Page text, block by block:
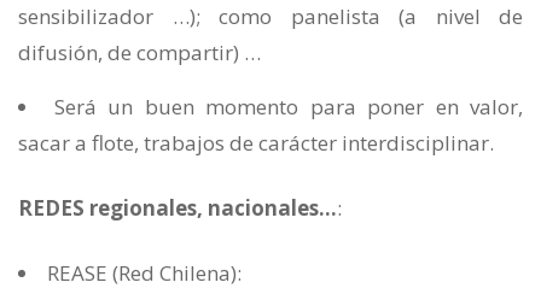
sensibilizador …); como panelista (a nivel de
difusión, de compartir) …
Será un buen momento para poner en valor,
sacar a flote, trabajos de carácter interdisciplinar.
REDES regionales, nacionales…:
REASE (Red Chilena):